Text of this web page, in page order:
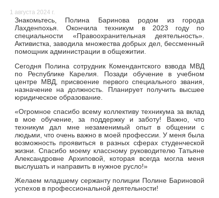
1 августа 2024 г.
Знакомьтесь, Полина Баринова родом из города
Лахденпохья. Окончила техникум в 2023 году по
специальности «Правоохранительная деятельность».
Активистка, заводила множества добрых дел, бессменный
помощник администрации в общежитии.
Сегодня Полина сотрудник Комендантского взвода МВД
по Республике Карелия. Позади обучение в учебном
центре МВД, присвоение первого специального звания,
назначение на должность. Планирует получить высшее
юридическое образование.
«Огромное спасибо всему коллективу техникума за вклад
в мое обучение, за поддержку и заботу! Важно, что
техникум дал мне незаменимый опыт в общении с
людьми, что очень важно в моей профессии. У меня была
возможность проявиться в разных сферах студенческой
жизни. Спасибо моему классному руководителю Татьяне
Александровне Архиповой, которая всегда могла меня
выслушать и направить в нужное русло!»
Желаем младшему сержанту полиции Полине Бариновой
успехов в профессиональной деятельности!